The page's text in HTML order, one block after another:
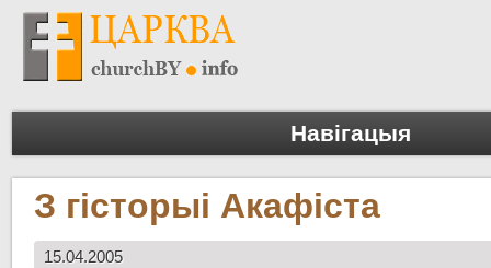
Навігацыя
З гісторыі Акафіста
15.04.2005